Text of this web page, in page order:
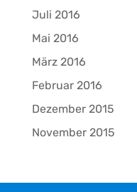
Juli 2016
Mai 2016
März 2016
Februar 2016
Dezember 2015
November 2015